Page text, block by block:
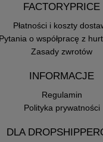
FACTORYPRICE
Płatności i koszty
Pytania o współpracę z
Zasady zwrotów
INFORMACJE
Regulamin
Polityka prywatności
DLA